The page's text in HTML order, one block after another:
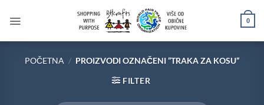
0
POČETNA / PROIZVODI OZNAČENI “TRAKA ZA KOSU”
FILTER